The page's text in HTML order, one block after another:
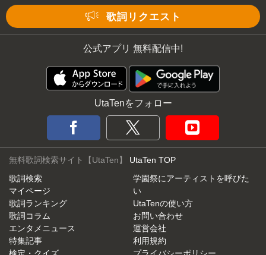
歌詞リクエスト
公式アプリ 無料配信中!
UtaTenをフォロー
無料歌詞検索サイト【UtaTen】 UtaTen TOP
歌詞検索
マイページ
歌詞ランキング
歌詞コラム
エンタメニュース
特集記事
学園祭にアーティストを呼びた
い
UtaTenの使い方
お問い合わせ
運営会社
利用規約